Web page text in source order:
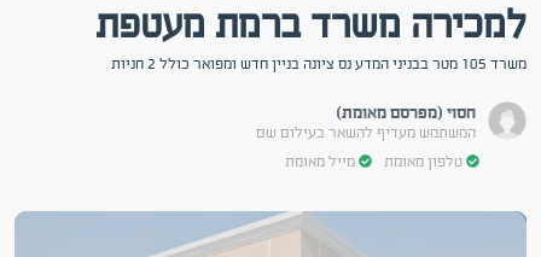
למכירה משרד ברמת מעטפת
משרד 105 מטר בבניני המדע נס ציונה בניין חדש ומפואר כולל 2 חניות
חסוי (מפרסם מאומת)
המשתמש מעדיף להשאר בעילום שם
טלפון מאומת
מייל מאומת